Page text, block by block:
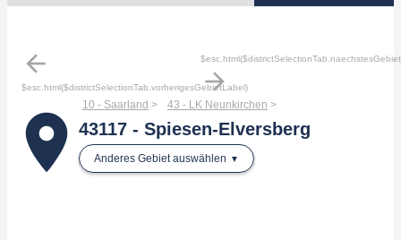
arrow_back
$esc.html($districtSelectionTab.vorherigesGebietLabel)
arrow_forward
place
10 - Saarland 43 - LK Neunkirchen
43117 - Spiesen-Elversberg
Anderes Gebiet auswählen